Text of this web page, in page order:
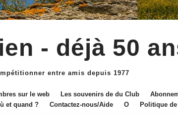
- déjà 50
entre amis depuis 1977
sur le web Les souvenirs de du Club
et quand ? Contactez-nous/Aide O Politique